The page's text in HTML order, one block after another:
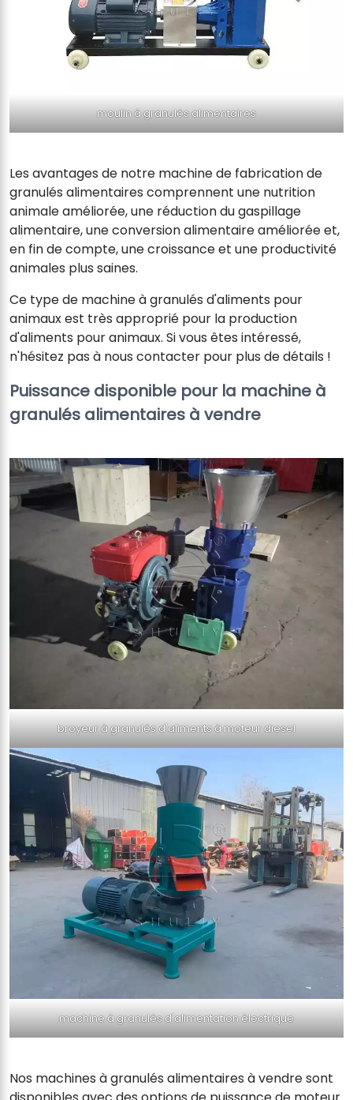
moulin à granulés alimentaires
Les avantages de notre machine de fabrication de
granulés alimentaires comprennent une nutrition
animale améliorée, une réduction du gaspillage
alimentaire, une conversion alimentaire améliorée et,
en fin de compte, une croissance et une productivité
animales plus saines.
Ce type de machine à granulés d'aliments pour
animaux est très approprié pour la production
d'aliments pour animaux. Si vous êtes intéressé,
n'hésitez pas à nous contacter pour plus de détails !
Puissance disponible pour la machine à
granulés alimentaires à vendre
broyeur à granulés d'aliments à moteur diesel
machine à granulés d'alimentation électrique
Nos machines à granulés alimentaires à vendre sont